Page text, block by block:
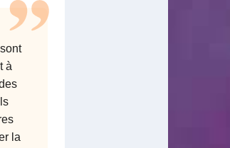
à
la